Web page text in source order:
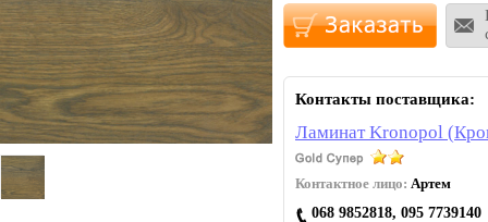
Контакты поставщика:
Ламинат Kronopol
Контактное лицо: Артем
068 9852818, 095 7739140